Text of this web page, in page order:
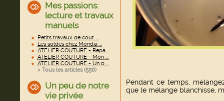
Mes passions:
lecture et travaux
manuels
Petits travaux de cout ...
Les soldes chez Mondia ...
ATELIER COUTURE - Repa ...
ATELIER COUTURE - Mon ...
ATELIER COUTURE - Un b ...
> Tous les articles (556)
Un peu de notre
vie privée
Pendant ce temps,
que le mélange blanchisse,